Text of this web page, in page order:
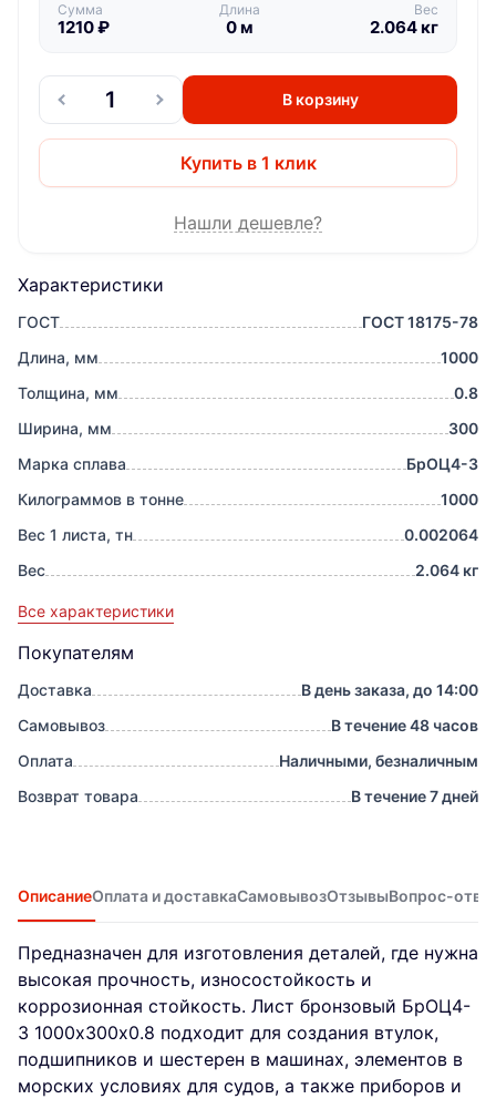
Характеристики
ГОСТ
ГОСТ 18175-78
Длина, мм
1000
Толщина, мм
0.8
Ширина, мм
300
Марка сплава
БрОЦ4-3
Килограммов в тонне
1000
Вес 1 листа, тн
0.002064
Вес
2.064 кг
Все характеристики
Покупателям
Доставка
В день заказа, до 14:00
Самовывоз
В течение 48 часов
Оплата
Наличными, безналичным
Возврат товара
В течение 7 дней
Сумма
1210₽
Длина
0м
Вес
2.064кг
В корзину
Купить в 1 клик
Нашли дешевле?
ОписаниеОплата и доставкаСамовывозОтзывыВопрос-
Предназначен для изготовления деталей, где нужна
высокая прочность, износостойкость и
коррозионная стойкость. Лист бронзовый БрОЦ4-
3 1000х300х0.8 подходит для создания втулок,
подшипников и шестерен в машинах, элементов в
морских условиях для судов, а также приборов и